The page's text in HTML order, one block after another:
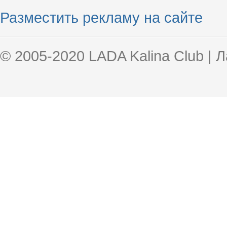
Разместить рекламу на сайте
© 2005-2020 LADA Kalina Club |